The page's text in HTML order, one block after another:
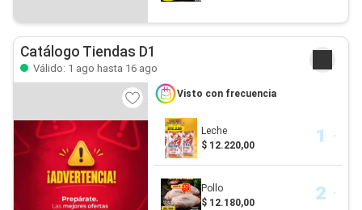
Catálogo Tiendas D1
Válido: 1 ago hasta 16 ago
Visto con frecuencia
Leche
$ 12.220,00
Pollo
$ 12.180,00